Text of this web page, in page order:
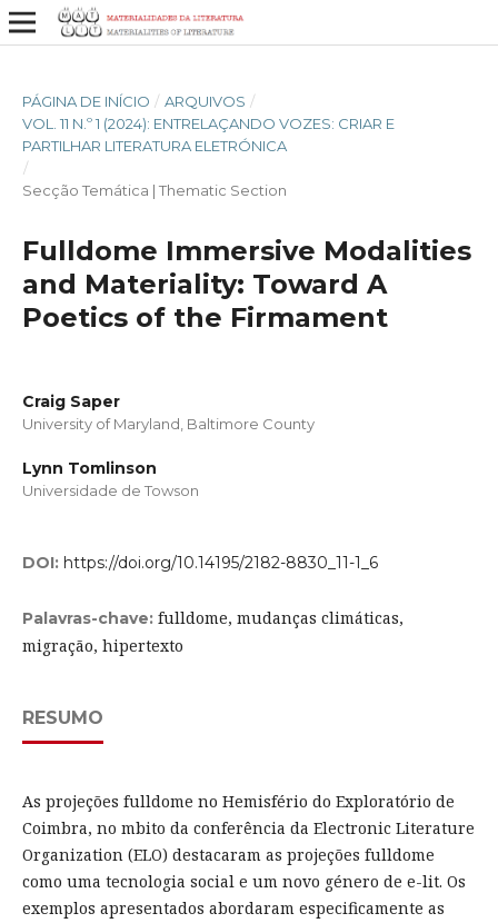
PÁGINA DE INÍCIO / ARQUIVOS /
VOL. 11 N.º 1 (2024): ENTRELAÇANDO VOZES: CRIAR E
PARTILHAR LITERATURA ELETRÓNICA
/
Secção Temática | Thematic Section
Fulldome Immersive Modalities
and Materiality: Toward A
Poetics of the Firmament
Craig Saper
University of Maryland, Baltimore County
Lynn Tomlinson
Universidade de Towson
DOI: https://doi.org/10.14195/2182-8830_11-1_6
Palavras-chave: fulldome, mudanças climáticas,
migração, hipertexto
RESUMO
As projeções fulldome no Hemisfério do Exploratório de
Coimbra, no mbito da conferência da Electronic Literature
Organization (ELO) destacaram as projeções fulldome
como uma tecnologia social e um novo género de e-lit. Os
exemplos apresentados abordaram especificamente as